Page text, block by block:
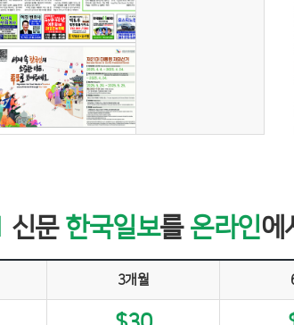
신문 한국일보를 온라인에
3개월